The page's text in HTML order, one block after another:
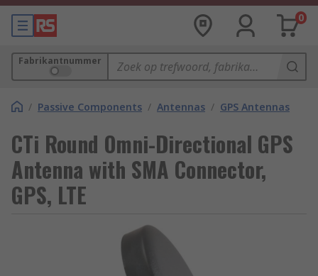
0
Fabrikantnummer
/ Passive Components / Antennas / GPS Antennas
CTi Round Omni-Directional GPS
Antenna with SMA Connector,
GPS, LTE